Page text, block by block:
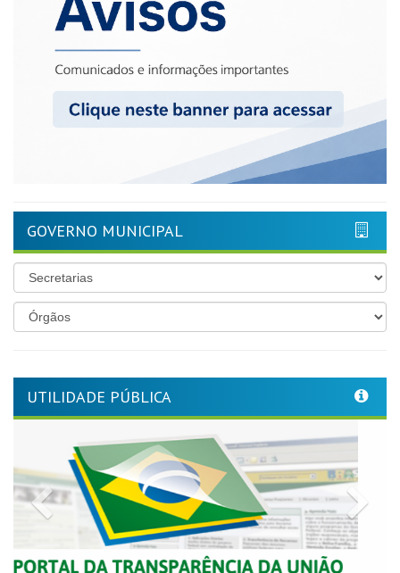
GOVERNO MUNICIPAL
UTILIDADE PÚBLICA
Previous